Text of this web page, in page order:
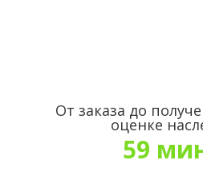
От заказа до
оценке
59